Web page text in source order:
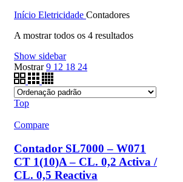
Início Eletricidade Contadores
A mostrar todos os 4 resultados
Show sidebar
Mostrar9 12 18 24
Top
Compare
Contador SL7000 – W071
CT 1(10)A – CL. 0,2 Activa /
CL. 0,5 Reactiva